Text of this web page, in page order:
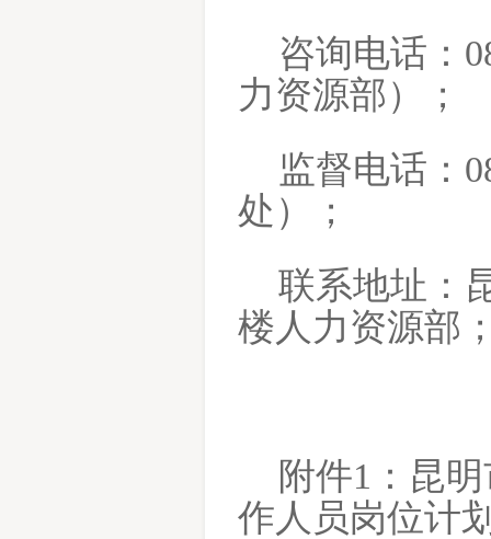
咨询电话：
力资源部）；
监督电话：
处）；
联系地址：
楼人力资源部
附件1：昆
作人员岗位计